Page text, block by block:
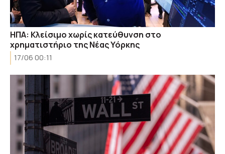
ΗΠΑ: Κλείσιμο χωρίς κατεύθυνση στο
χρηματιστήριο της Νέας Υόρκης
17/06 00:11